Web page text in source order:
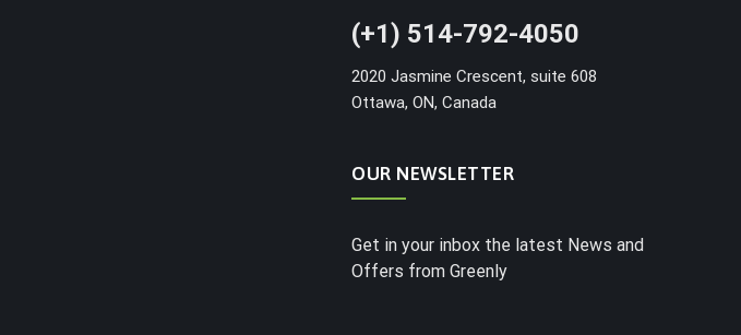
(+1) 514-792-4050
2020 Jasmine Crescent, suite 608
Ottawa, ON, Canada
OUR NEWSLETTER
Get in your inbox the latest News and
Offers from Greenly